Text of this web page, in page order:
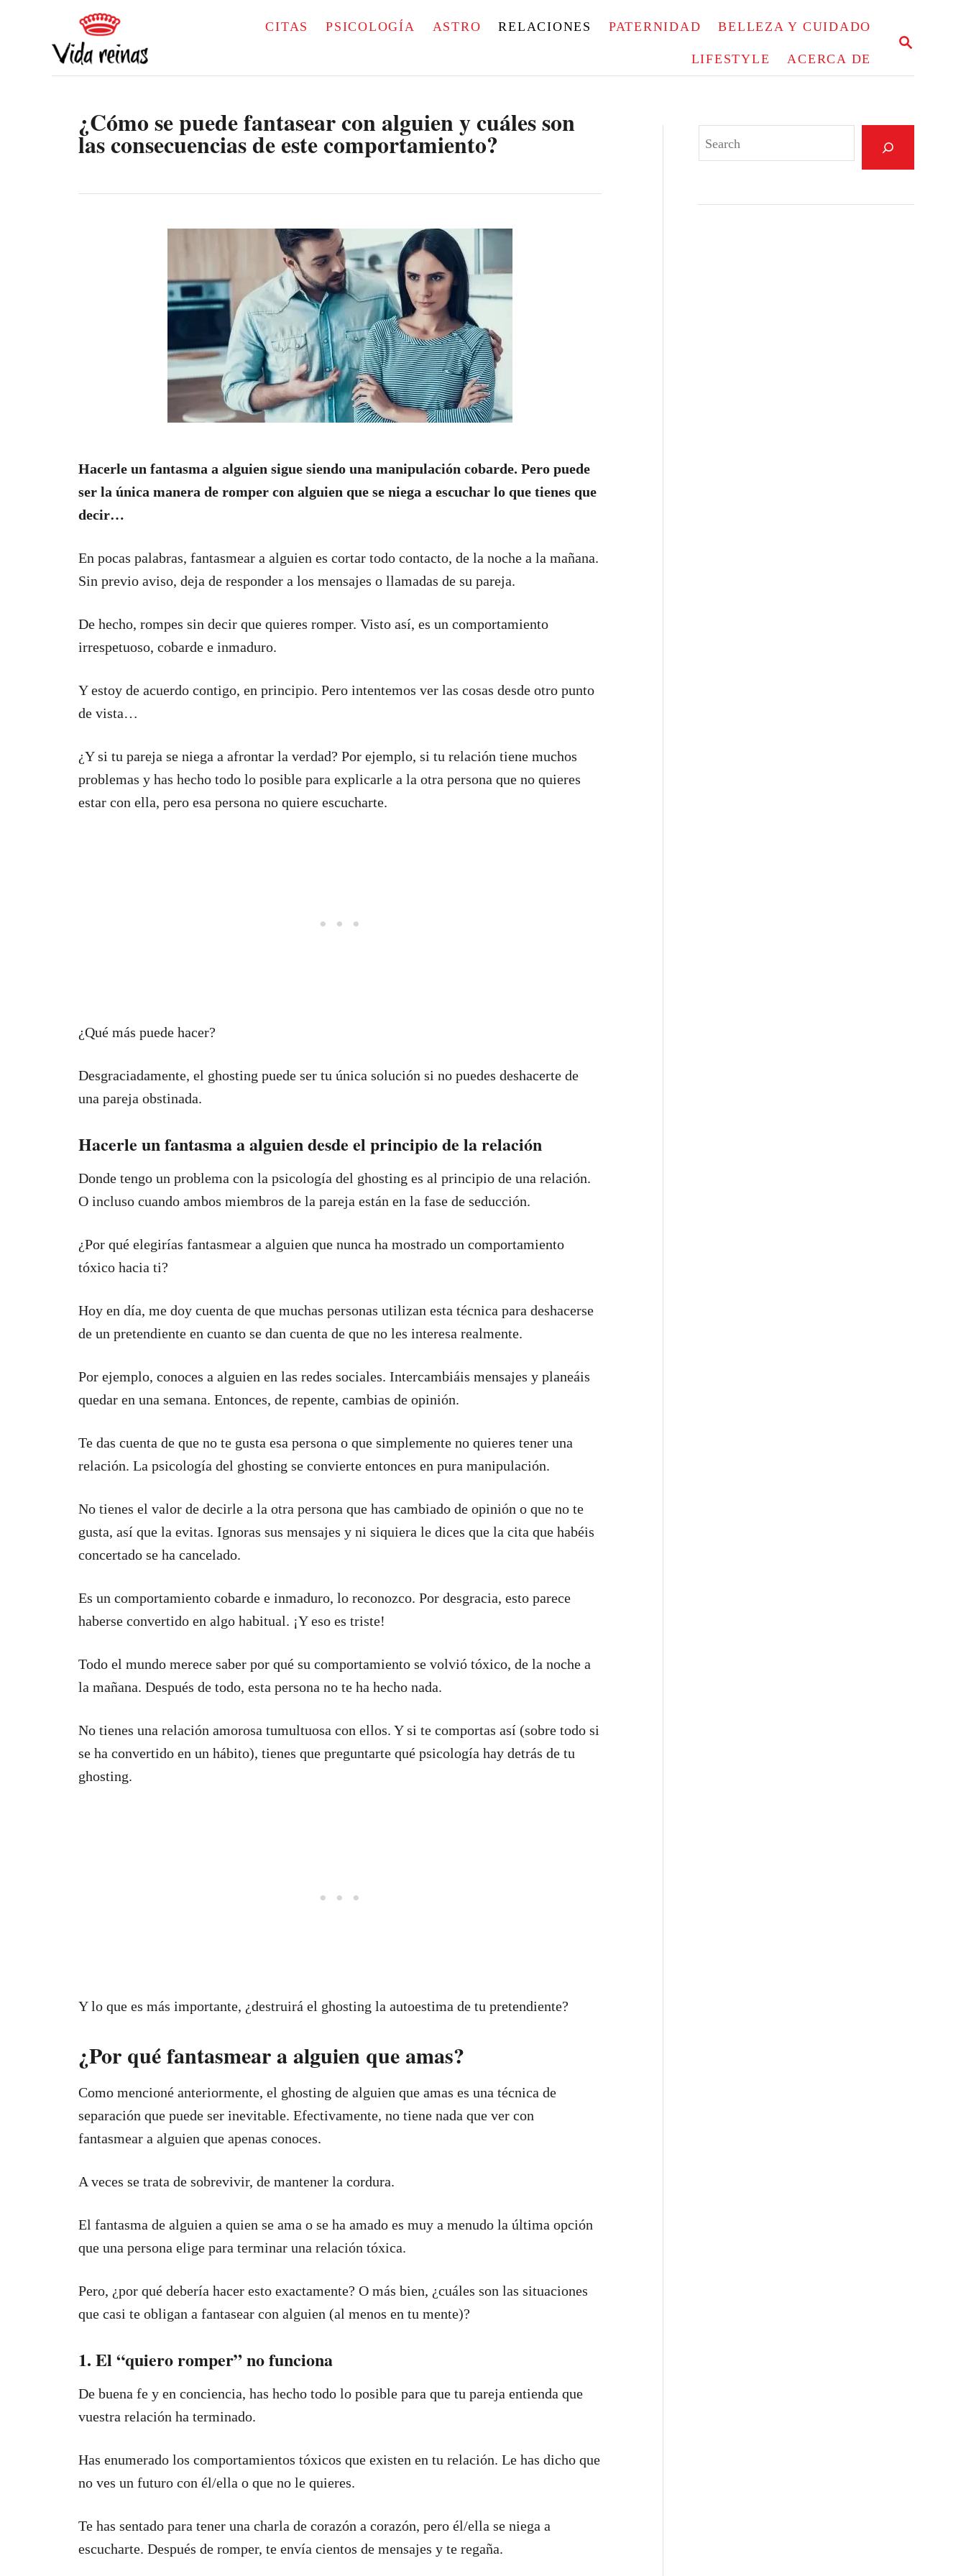
S
CITAS PSICOLOGÍA ASTRO RELACIONES PATERNIDAD BELLEZA Y CUIDADO
LIFESTYLE ACERCA DE
¿Cómo se puede fantasear con alguien y cuáles son
las consecuencias de este comportamiento?
Hacerle un fantasma a alguien sigue siendo una manipulación cobarde. Pero puede
ser la única manera de romper con alguien que se niega a escuchar lo que tienes que
decir…
En pocas palabras, fantasmear a alguien es cortar todo contacto, de la noche a la mañana.
Sin previo aviso, deja de responder a los mensajes o llamadas de su pareja.
De hecho, rompes sin decir que quieres romper. Visto así, es un comportamiento
irrespetuoso, cobarde e inmaduro.
Y estoy de acuerdo contigo, en principio. Pero intentemos ver las cosas desde otro punto
de vista…
¿Y si tu pareja se niega a afrontar la verdad? Por ejemplo, si tu relación tiene muchos
problemas y has hecho todo lo posible para explicarle a la otra persona que no quieres
estar con ella, pero esa persona no quiere escucharte.
¿Qué más puede hacer?
Desgraciadamente, el ghosting puede ser tu única solución si no puedes deshacerte de
una pareja obstinada.
Hacerle un fantasma a alguien desde el principio de la relación
Donde tengo un problema con la psicología del ghosting es al principio de una relación.
O incluso cuando ambos miembros de la pareja están en la fase de seducción.
¿Por qué elegirías fantasmear a alguien que nunca ha mostrado un comportamiento
tóxico hacia ti?
Hoy en día, me doy cuenta de que muchas personas utilizan esta técnica para deshacerse
de un pretendiente en cuanto se dan cuenta de que no les interesa realmente.
Por ejemplo, conoces a alguien en las redes sociales. Intercambiáis mensajes y planeáis
quedar en una semana. Entonces, de repente, cambias de opinión.
Te das cuenta de que no te gusta esa persona o que simplemente no quieres tener una
relación. La psicología del ghosting se convierte entonces en pura manipulación.
No tienes el valor de decirle a la otra persona que has cambiado de opinión o que no te
gusta, así que la evitas. Ignoras sus mensajes y ni siquiera le dices que la cita que habéis
concertado se ha cancelado.
Es un comportamiento cobarde e inmaduro, lo reconozco. Por desgracia, esto parece
haberse convertido en algo habitual. ¡Y eso es triste!
Todo el mundo merece saber por qué su comportamiento se volvió tóxico, de la noche a
la mañana. Después de todo, esta persona no te ha hecho nada.
No tienes una relación amorosa tumultuosa con ellos. Y si te comportas así (sobre todo si
se ha convertido en un hábito), tienes que preguntarte qué psicología hay detrás de tu
ghosting.
Y lo que es más importante, ¿destruirá el ghosting la autoestima de tu pretendiente?
¿Por qué fantasmear a alguien que amas?
Como mencioné anteriormente, el ghosting de alguien que amas es una técnica de
separación que puede ser inevitable. Efectivamente, no tiene nada que ver con
fantasmear a alguien que apenas conoces.
A veces se trata de sobrevivir, de mantener la cordura.
El fantasma de alguien a quien se ama o se ha amado es muy a menudo la última opción
que una persona elige para terminar una relación tóxica.
Pero, ¿por qué debería hacer esto exactamente? O más bien, ¿cuáles son las situaciones
que casi te obligan a fantasear con alguien (al menos en tu mente)?
1. El “quiero romper” no funciona
De buena fe y en conciencia, has hecho todo lo posible para que tu pareja entienda que
vuestra relación ha terminado.
Has enumerado los comportamientos tóxicos que existen en tu relación. Le has dicho que
no ves un futuro con él/ella o que no le quieres.
Te has sentado para tener una charla de corazón a corazón, pero él/ella se niega a
escucharte. Después de romper, te envía cientos de mensajes y te regaña.